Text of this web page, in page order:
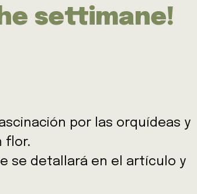
settimane!
por las orquídeas y
flor.
se detallará en el artículo y